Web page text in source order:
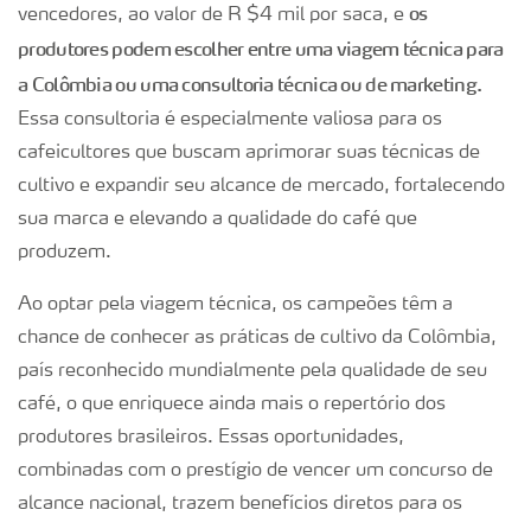
vencedores, ao valor de R $4 mil por saca, e os
produtores podem escolher entre uma viagem técnica para
a Colômbia ou uma consultoria técnica ou de marketing.
Essa consultoria é especialmente valiosa para os
cafeicultores que buscam aprimorar suas técnicas de
cultivo e expandir seu alcance de mercado, fortalecendo
sua marca e elevando a qualidade do café que
produzem.
Ao optar pela viagem técnica, os campeões têm a
chance de conhecer as práticas de cultivo da Colômbia,
país reconhecido mundialmente pela qualidade de seu
café, o que enriquece ainda mais o repertório dos
produtores brasileiros. Essas oportunidades,
combinadas com o prestígio de vencer um concurso de
alcance nacional, trazem benefícios diretos para os